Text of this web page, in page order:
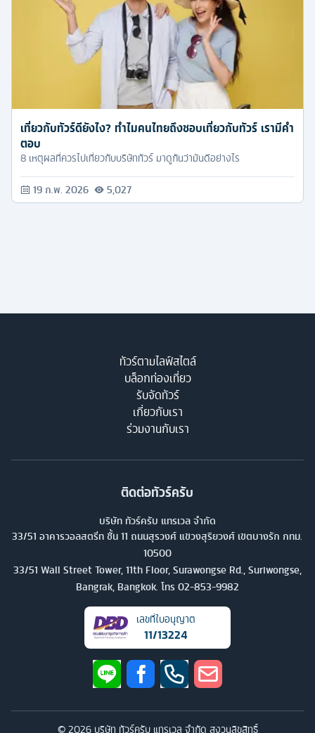
เที่ยวกับทัวร์ดียังไง? ทำไมคนไทยถึงชอบเที่ยวกับทัวร์ เรามีคำ
ตอบ
8 เหตุผลที่ควรไปเที่ยวกับบริษัททัวร์ มาดูกันว่ามันดีอย่างไร
19 ก.พ. 2026 5,027
ทัวร์ตามไลฟ์สไตล์
บล็อกท่องเที่ยว
รับจัดทัวร์
เกี่ยวกับเรา
ร่วมงานกับเรา
ติดต่อทัวร์ครับ
บริษัท ทัวร์ครับ แทรเวล จำกัด
33/51 อาคารวอลสตรีท ชั้น 11 ถนนสุรวงศ์ แขวงสุริยวงศ์ เขตบางรัก กทม.
10500
33/51 Wall Street Tower, 11th Floor, Surawongse Rd., Suriwongse,
Bangrak, Bangkok. โทร 02-853-9982
เลขที่ใบอนุญาต
11/13224
©2026บริษัท ทัวร์ครับ แทรเวล จำกัด สงวนลิขสิทธิ์